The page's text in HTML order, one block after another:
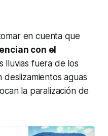
en cuenta que
con el
lluvias fuera de los
deslizamientos aguas
la paralización de